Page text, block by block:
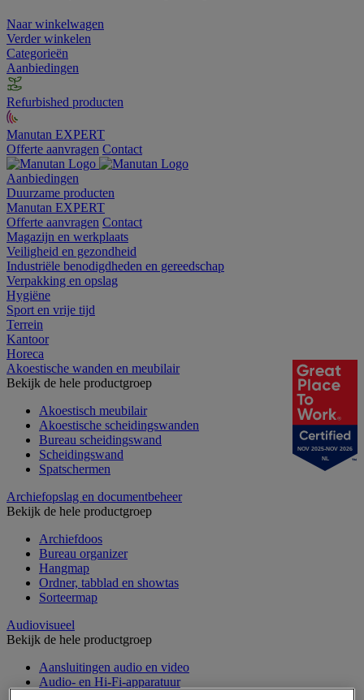
Naar winkelwagen
Verder winkelen
Categorieën
Aanbiedingen
Refurbished producten
Manutan EXPERT
Offerte aanvragen Contact
Aanbiedingen
Duurzame producten
Manutan EXPERT
Offerte aanvragen Contact
Magazijn en werkplaats
Veiligheid en gezondheid
Industriële benodigdheden en gereedschap
Verpakking en opslag
Hygiëne
Sport en vrije tijd
Terrein
Kantoor
Horeca
Akoestische wanden en meubilair
Bekijk de hele productgroep
Akoestisch meubilair
Akoestische scheidingswanden
Bureau scheidingswand
Scheidingswand
Spatschermen
Archiefopslag en documentbeheer
Bekijk de hele productgroep
Archiefdoos
Bureau organizer
Hangmap
Ordner, tabblad en showtas
Sorteermap
Audiovisueel
Bekijk de hele productgroep
Aansluitingen audio en video
Audio- en Hi-Fi-apparatuur
NOV 2025-NOV 2026
NL